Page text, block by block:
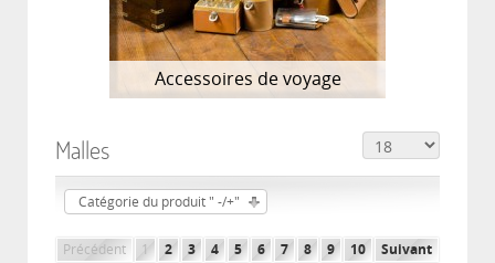
Accessoires de voyage
Malles
Catégorie du produit " -/+"
Précédent 1 2 3 4 5 6 7 8 9 10 Suivant